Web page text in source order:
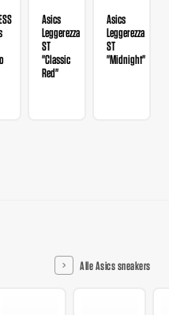
Asics
Leggerezza
ST
"Classic
Red"
Asics
Leggerezza
ST
"Midnight"
Alle Asics sneakers